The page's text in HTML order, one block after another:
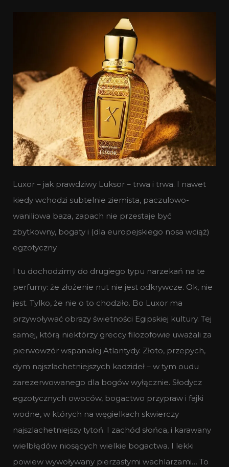
Luxor – jak prawdziwy Luksor – trwa i trwa. I nawet
kiedy wchodzi subtelnie ziemista, paczulowo-
waniliowa baza, zapach nie przestaje być
zbytkowny, bogaty i (dla europejskiego nosa wciąż)
egzotyczny.
I tu dochodzimy do drugiego typu narzekań na te
perfumy: że złożenie nut nie jest odkrywcze. Ok, nie
jest. Tylko, że nie o to chodziło. Bo Luxor ma
przywoływać obrazy świetności Egipskiej kultury. Tej
samej, którą niektórzy greccy filozofowie uważali za
pierwowzór wspaniałej Atlantydy. Złoto, przepych,
dym najszlachetniejszych kadzideł – w tym oudu
zarezerwowanego dla bogów wyłącznie. Słodycz
egzotycznych owoców, bogactwo przypraw i fajki
wodne, w których na węgielkach skwierczy
najszlachetniejszy tytoń. I zachód słońca, i karawany
wielbłądów niosących wielkie bogactwa. I lekki
powiew wywoływany pierzastymi wachlarzami… To